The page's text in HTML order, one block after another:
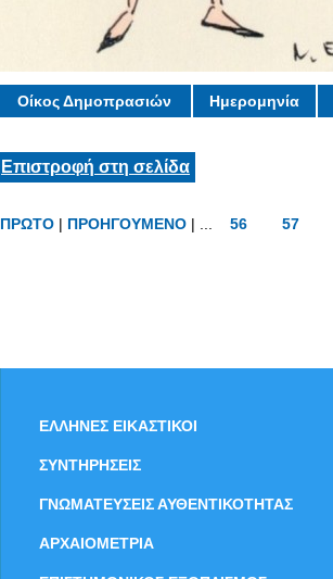
Οίκος Δημοπρασιών Ημερομηνία
Επιστροφή στη σελίδα
ΠΡΩΤΟ | ΠΡΟΗΓΟΥΜΕΝΟ | ... 56 57
ΕΛΛΗΝΕΣ ΕΙΚΑΣΤΙΚΟΙ
ΣΥΝΤΗΡΗΣΕΙΣ
ΓΝΩΜΑΤΕΥΣΕΙΣ ΑΥΘΕΝΤΙΚΟΤΗΤΑΣ
ΑΡΧΑΙΟΜΕΤΡΙΑ